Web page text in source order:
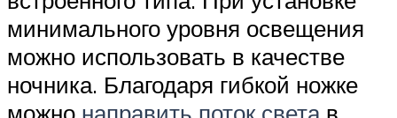
минимального уровня освещения
можно использовать в качестве
ночника. Благодаря гибкой ножке